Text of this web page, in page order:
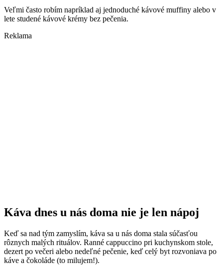
Veľmi často robím napríklad aj jednoduché kávové muffiny alebo v
lete studené kávové krémy bez pečenia.
Reklama
Káva dnes u nás doma nie je len nápoj
Keď sa nad tým zamyslím, káva sa u nás doma stala súčasťou
rôznych malých rituálov. Ranné cappuccino pri kuchynskom stole,
dezert po večeri alebo nedeľné pečenie, keď celý byt rozvoniava po
káve a čokoláde (to milujem!).